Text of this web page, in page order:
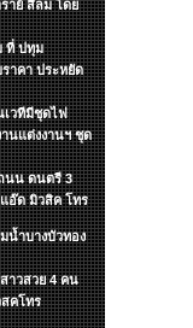
าย์ สีลม โดย
ที่ ปทุม
าคา ประหยัด
เวทีมีชุดไฟ
านแต่งงานฯ ชุด
นน ดนตรี 3
อ๊ด มิวสิค โทร
น้ำบางบัวทอง
าวสวย 4 คน
คโทร